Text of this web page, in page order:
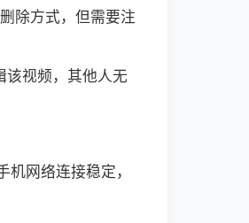
除方式，但需要注
该视频，其他人无
网络连接稳定，